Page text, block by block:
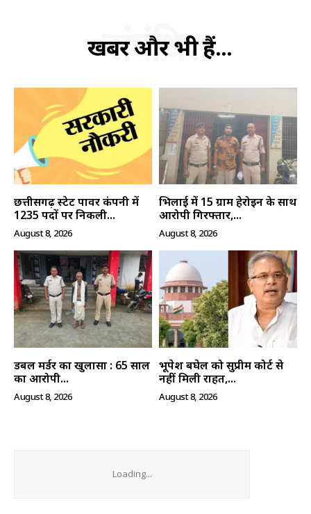
SUBSCRIBE NOW
क्विक लिंक्स
मुख्य पेज
हमारे बारे में
खबरें और भी हैं...
संबंधित
छत्तीसगढ़ स्टेट पावर कंपनी में
1235 पदों पर निकली...
August 8, 2026
भिलाई में 15 ग्राम हेरोइन के साथ
आरोपी गिरफ्तार,...
August 8, 2026
डबल मर्डर का खुलासा : 65 साल
का आरोपी...
August 8, 2026
भूपेश बघेल को सुप्रीम कोर्ट से
नहीं मिली राहत,...
August 8, 2026
Loading...